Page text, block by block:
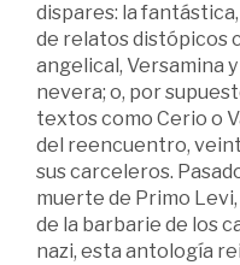
dispares: la
de relatos distópicos
angelical, Versamina
nevera; o, por
textos como Cerio o
del reencuentro,
sus carceleros.
muerte de Primo
de la barbarie de los
nazi, esta antología